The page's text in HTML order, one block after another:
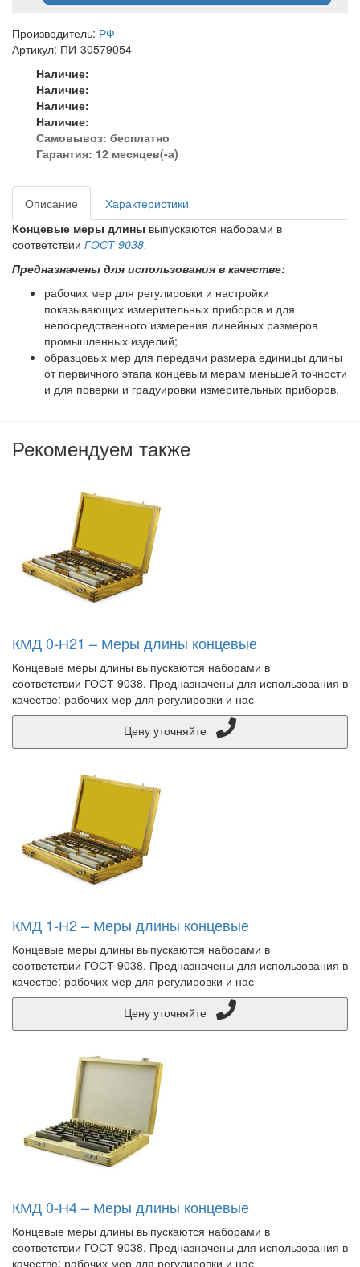
Производитель: РФ
Артикул: ПИ-30579054
Наличие:
Наличие:
Наличие:
Наличие:
Самовывоз: бесплатно
Гарантия: 12 месяцев(-а)
Описание
Характеристики
Концевые меры длины выпускаются наборами в
соответствии ГОСТ 9038.
Предназначены для использования в качестве:
рабочих мер для регулировки и настройки
показывающих измерительных приборов и для
непосредственного измерения линейных размеров
промышленных изделий;
образцовых мер для передачи размера единицы длины
от первичного этапа концевым мерам меньшей точности
и для поверки и градуировки измерительных приборов.
Рекомендуем также
КМД 0-Н21 – Меры длины концевые
Концевые меры длины выпускаются наборами в
соответствии ГОСТ 9038. Предназначены для использования в
качестве: рабочих мер для регулировки и нас
КМД 1-Н2 – Меры длины концевые
Концевые меры длины выпускаются наборами в
соответствии ГОСТ 9038. Предназначены для использования в
качестве: рабочих мер для регулировки и нас
КМД 0-Н4 – Меры длины концевые
Концевые меры длины выпускаются наборами в
соответствии ГОСТ 9038. Предназначены для использования в
качестве: рабочих мер для регулировки и нас